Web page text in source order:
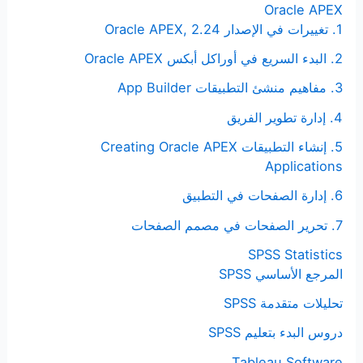
Oracle APEX
1. تغييرات في الإصدار Oracle APEX, 2.24
2. البدء السريع في أوراكل أبكس Oracle APEX
3. مفاهيم منشئ التطبيقات App Builder
4. إدارة تطوير الفريق
5. إنشاء التطبيقات Creating Oracle APEX
Applications
6. إدارة الصفحات في التطبيق
7. تحرير الصفحات في مصمم الصفحات
SPSS Statistics
المرجع الأساسي SPSS
تحليلات متقدمة SPSS
دروس البدء بتعليم SPSS